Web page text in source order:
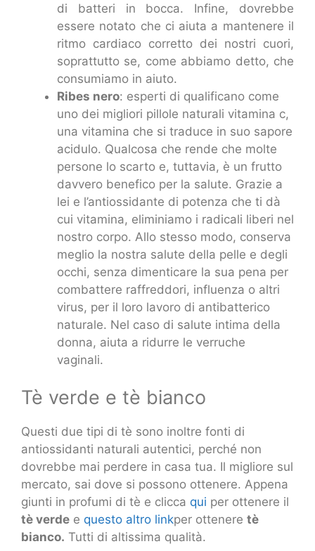
di batteri in bocca. Infine, dovrebbe
essere notato che ci aiuta a mantenere il
ritmo cardiaco corretto dei nostri cuori,
soprattutto se, come abbiamo detto, che
consumiamo in aiuto.
Ribes nero: esperti di qualificano come
uno dei migliori pillole naturali vitamina c,
una vitamina che si traduce in suo sapore
acidulo. Qualcosa che rende che molte
persone lo scarto e, tuttavia, è un frutto
davvero benefico per la salute. Grazie a
lei e l’antiossidante di potenza che ti dà
cui vitamina, eliminiamo i radicali liberi nel
nostro corpo. Allo stesso modo, conserva
meglio la nostra salute della pelle e degli
occhi, senza dimenticare la sua pena per
combattere raffreddori, influenza o altri
virus, per il loro lavoro di antibatterico
naturale. Nel caso di salute intima della
donna, aiuta a ridurre le verruche
vaginali.
Tè verde e tè bianco
Questi due tipi di tè sono inoltre fonti di
antiossidanti naturali autentici, perché non
dovrebbe mai perdere in casa tua. Il migliore sul
mercato, sai dove si possono ottenere. Appena
giunti in profumi di tè e clicca qui per ottenere il
tè verde e questo altro linkper ottenere tè
bianco. Tutti di altissima qualità.